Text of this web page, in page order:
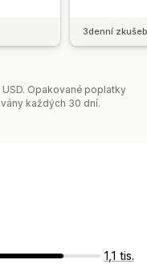
3denní
Opakované poplatky
každých 30 dní.
1,1 tis.